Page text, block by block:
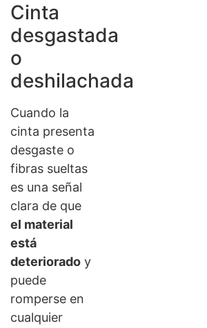
Cinta
desgastada
o
deshilachada
Cuando la
cinta presenta
desgaste o
fibras sueltas
es una señal
clara de que
el material
está
deterioradoy
puede
romperse en
cualquier